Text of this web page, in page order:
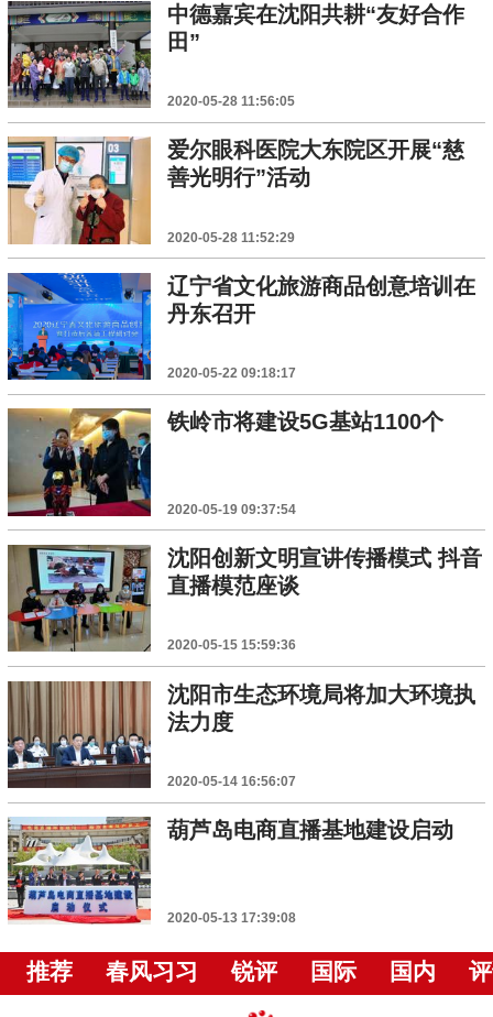
中德嘉宾在沈阳共耕“友好合作
田”
2020-05-28 11:56:05
爱尔眼科医院大东院区开展“慈
善光明行”活动
2020-05-28 11:52:29
辽宁省文化旅游商品创意培训在
丹东召开
2020-05-22 09:18:17
铁岭市将建设5G基站1100个
2020-05-19 09:37:54
沈阳创新文明宣讲传播模式 抖音
直播模范座谈
2020-05-15 15:59:36
沈阳市生态环境局将加大环境执
法力度
2020-05-14 16:56:07
葫芦岛电商直播基地建设启动
2020-05-13 17:39:08
推荐 春风习习 锐评 国际 国内